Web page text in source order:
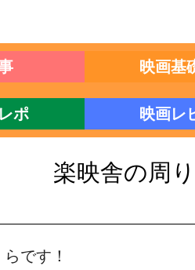
映画基
ポ 映画レ
楽映舎の周
です！